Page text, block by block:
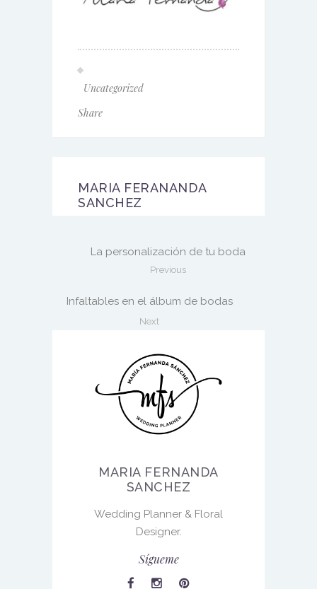
Uncategorized
Share
MARIA FERANANDA
SANCHEZ
La personalización de tu boda
Previous
Infaltables en el álbum de bodas
Next
MARIA FERNANDA
SANCHEZ
Wedding Planner & Floral
Designer.
Sígueme